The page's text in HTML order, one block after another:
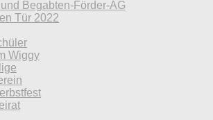
und Begabten-Förder-AG
Tür 2022
Wiggy